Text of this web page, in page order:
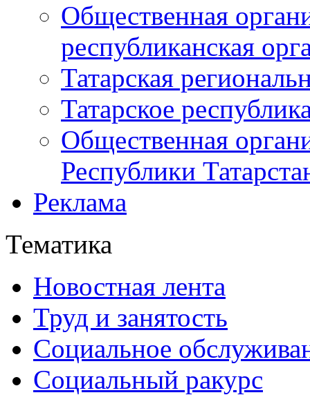
Общественная
республиканская
Татарская
Татарское
Общественная
Республики
Реклама
Тематика
Новостная лента
Труд и занятость
Социальное
Социальный ракурс